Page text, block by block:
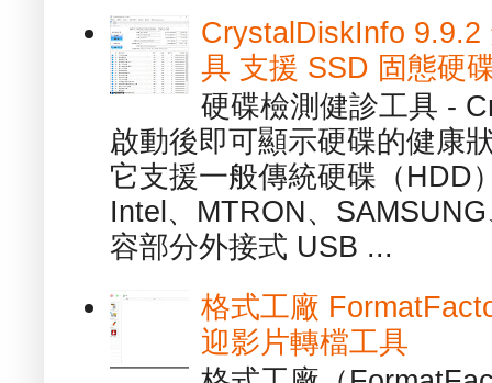
CrystalDiskInfo 9.9.2
具 支援 SSD 固態硬
硬碟檢測健診工具 -
啟動後即可顯示硬碟的健康
它支援一般傳統硬碟（HDD
Intel、MTRON、
容部分外接式 USB ...
格式工廠
迎影片轉檔工具